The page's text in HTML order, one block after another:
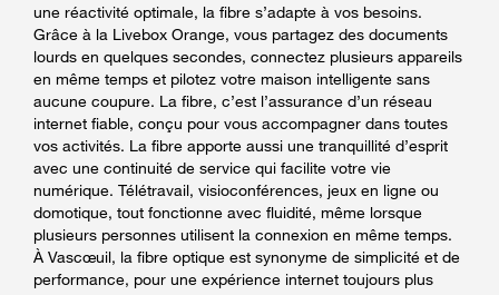
une réactivité optimale, la fibre s’adapte à vos besoins.
Grâce à la Livebox Orange, vous partagez des documents
lourds en quelques secondes, connectez plusieurs appareils
en même temps et pilotez votre maison intelligente sans
aucune coupure. La fibre, c’est l’assurance d’un réseau
internet fiable, conçu pour vous accompagner dans toutes
vos activités. La fibre apporte aussi une tranquillité d’esprit
avec une continuité de service qui facilite votre vie
numérique. Télétravail, visioconférences, jeux en ligne ou
domotique, tout fonctionne avec fluidité, même lorsque
plusieurs personnes utilisent la connexion en même temps.
À Vascœuil, la fibre optique est synonyme de simplicité et de
performance, pour une expérience internet toujours plus